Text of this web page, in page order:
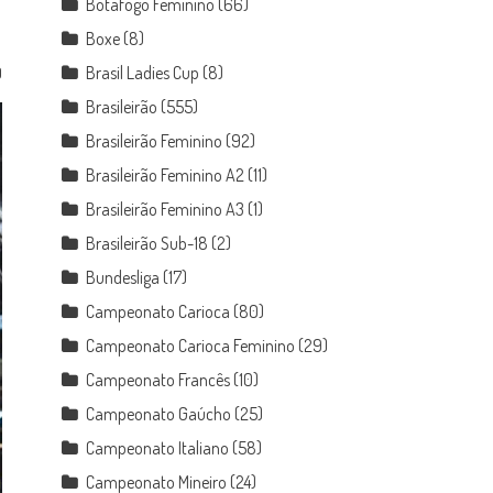
Botafogo Feminino (66)
Boxe (8)
Brasil Ladies Cup (8)
Brasileirão (555)
Brasileirão Feminino (92)
Brasileirão Feminino A2 (11)
Brasileirão Feminino A3 (1)
Brasileirão Sub-18 (2)
Bundesliga (17)
Campeonato Carioca (80)
Campeonato Carioca Feminino (29)
Campeonato Francês (10)
Campeonato Gaúcho (25)
Campeonato Italiano (58)
Campeonato Mineiro (24)